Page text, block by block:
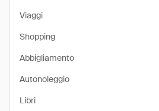
Viaggi
Shopping
Abbigliamento
Autonoleggio
Libri